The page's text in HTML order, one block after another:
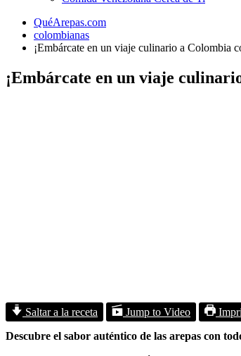
QuéArepas.com
colombianas
¡Embárcate en un viaje culinario a Colombia
¡Embárcate en un viaje
Saltar a la receta Jump to Video
Descubre el sabor auténtico de las arepas con